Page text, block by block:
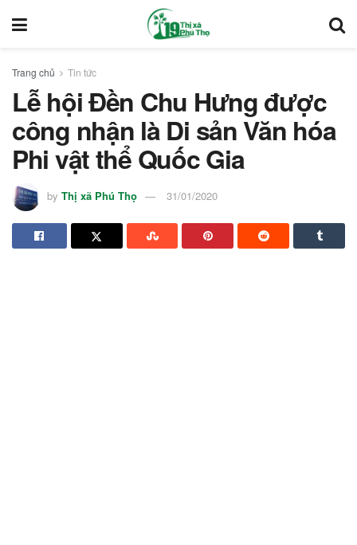
Trang chủ Tin tức
Lễ hội Đền Chu Hưng được
công nhận là Di sản Văn hóa
Phi vật thể Quốc Gia
by Thị xã Phú Thọ 31/01/2020